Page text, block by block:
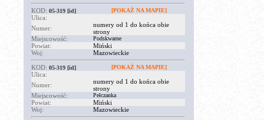
KOD: 05-319 [id] [POKAŻ NA MAPIE]
Ulica:
Numer:
numery od 1 do końca obie
strony
Miejscowość:
Podskwarne
Powiat:
Miński
Woj:
Mazowieckie
KOD: 05-319 [id] [POKAŻ NA MAPIE]
Ulica:
Numer:
numery od 1 do końca obie
strony
Miejscowość:
Pełczanka
Powiat:
Miński
Woj:
Mazowieckie